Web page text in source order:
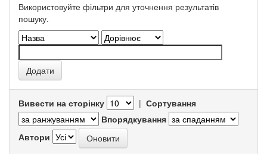
Використовуйте фільтри для уточнення результатів
пошуку.
Вивести на сторінку | Сортування
Впорядкування
Автори